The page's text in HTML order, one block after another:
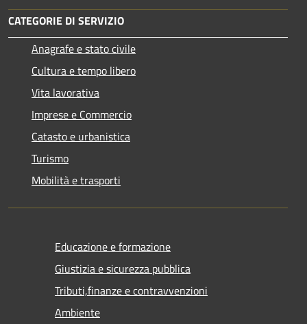
CATEGORIE DI SERVIZIO
Anagrafe e stato civile
Cultura e tempo libero
Vita lavorativa
Imprese e Commercio
Catasto e urbanistica
Turismo
Mobilità e trasporti
Educazione e formazione
Giustizia e sicurezza pubblica
Tributi,finanze e contravvenzioni
Ambiente